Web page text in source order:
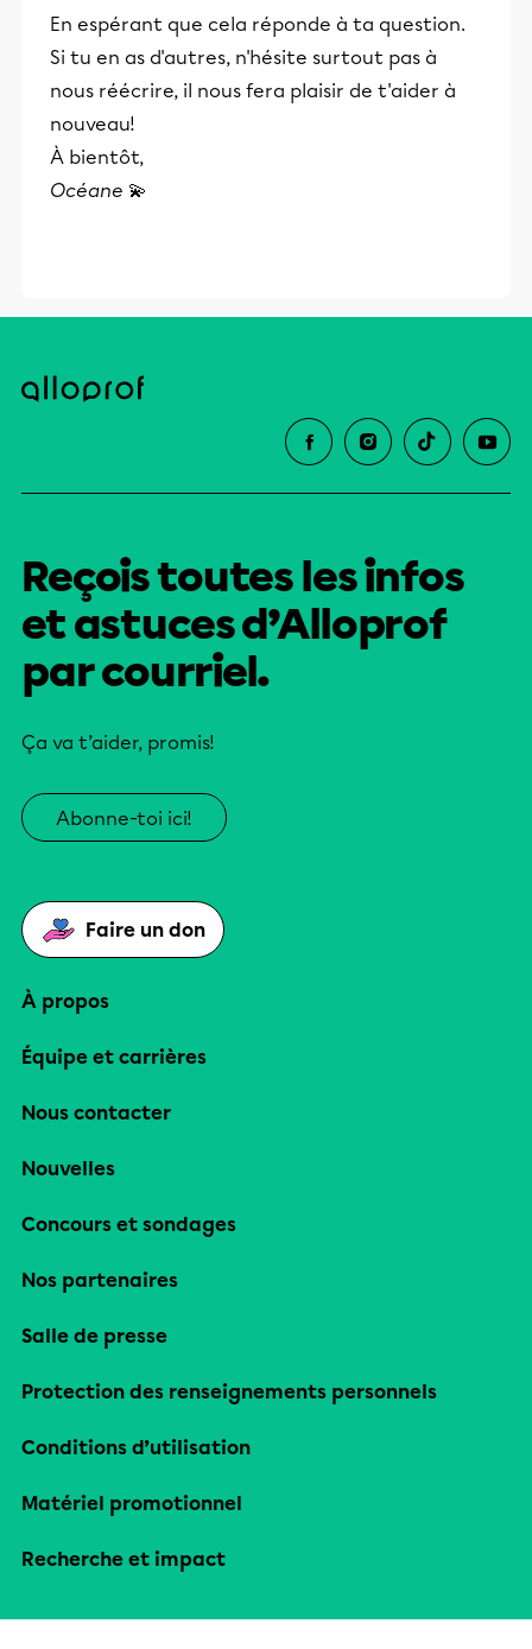
éducative.
En espérant que cela réponde à ta question.
Si tu en as d'autres, n'hésite surtout pas à
nous réécrire, il nous fera plaisir de t'aider à
nouveau!
À bientôt,
Océane 💫
Reçois toutes les infos
et astuces d’Alloprof
par courriel.
Ça va t’aider, promis!
Abonne-toi ici!
Faire un don
À propos
Équipe et carrières
Nous contacter
Nouvelles
Concours et sondages
Nos partenaires
Salle de presse
Protection des renseignements personnels
Conditions d’utilisation
Matériel promotionnel
Recherche et impact